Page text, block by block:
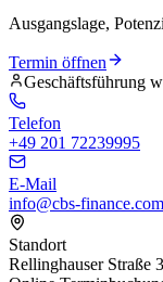
Ausgangslage,
Termin öffnen
Geschäftsführung
Telefon
+49 201 72239995
E-Mail
info@cbs-finance.com
Standort
Rellinghauser Straße